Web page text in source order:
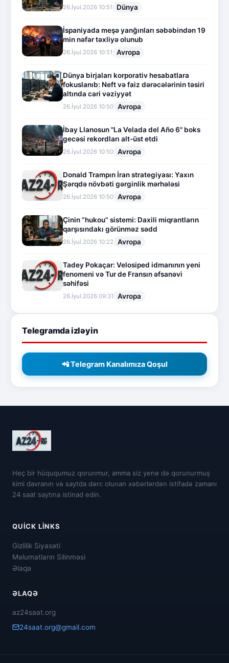
26.İyul.2026 10:51 Dünya
İspaniyada meşə yanğınları səbəbindən 19
min nəfər təxliyə olunub
26.İyul.2026 10:51 Avropa
Dünya birjaları korporativ hesabatlara
fokuslanıb: Neft və faiz dərəcələrinin təsiri
altında cari vəziyyət
26.İyul.2026 10:50 Avropa
İbay Llanosun "La Velada del Año 6" boks
gecəsi rekordları alt-üst etdi
26.İyul.2026 10:50 Avropa
Donald Trampın İran strategiyası: Yaxın
Şərqdə növbəti gərginlik mərhələsi
26.İyul.2026 10:50 Avropa
Çinin “hukou” sistemi: Daxili miqrantların
qarşısındakı görünməz sədd
26.İyul.2026 10:22 Avropa
Tadey Pokaçar: Velosiped idmanının yeni
fenomeni və Tur de Fransın əfsanəvi
səhifəsi
26.İyul.2026 09:31 Avropa
Telegramda izləyin
📲 Telegram Kanalımıza Qoşul
Heç bir hüququmuz qorunmur, amma siz yenə də qorunurmuş
kimi davranın və saytda dərc olunan xəbərlərdən istifadə zamanı
24 saat saytına istinad edin.
QUICK LINKS
Gizlilik Siyasəti
Məlumatların Silinməsi
Əlaqə
ƏLAQƏ
az24saat.org
24saat.org@gmail.com